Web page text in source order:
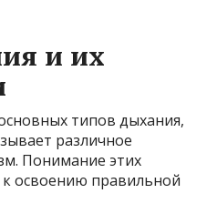
и их
типов дыхания,
различное
Понимание этих
освоению правильной